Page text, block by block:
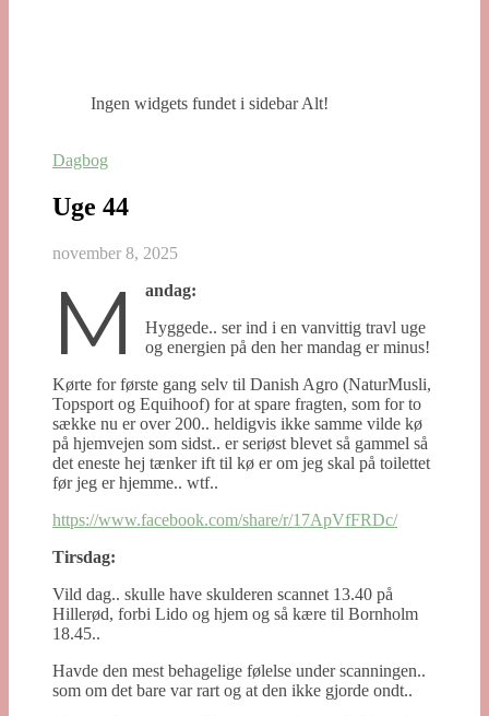
Ingen widgets fundet i sidebar Alt!
Dagbog
Uge 44
november 8, 2025
M
andag:
Hyggede.. ser ind i en vanvittig travl uge
og energien på den her mandag er minus!
Kørte for første gang selv til Danish Agro (NaturMusli,
Topsport og Equihoof) for at spare fragten, som for to
sække nu er over 200.. heldigvis ikke samme vilde kø
på hjemvejen som sidst.. er seriøst blevet så gammel så
det eneste hej tænker ift til kø er om jeg skal på toilettet
før jeg er hjemme.. wtf..
https://www.facebook.com/share/r/17ApVfFRDc/
Tirsdag:
Vild dag.. skulle have skulderen scannet 13.40 på
Hillerød, forbi Lido og hjem og så kære til Bornholm
18.45..
Havde den mest behagelige følelse under scanningen..
som om det bare var rart og at den ikke gjorde ondt..